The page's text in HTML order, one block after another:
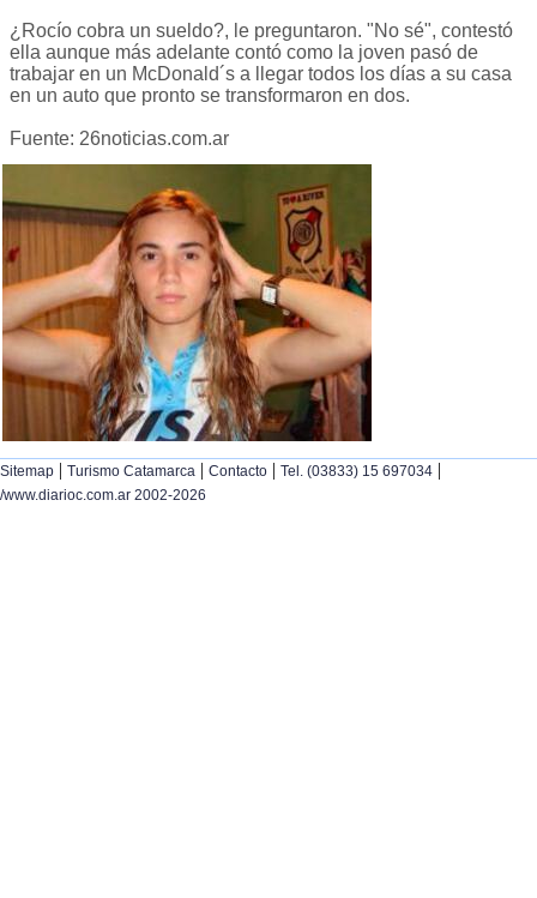
¿Rocío cobra un sueldo?, le preguntaron. "No sé", contestó
ella aunque más adelante contó como la joven pasó de
trabajar en un McDonald´s a llegar todos los días a su casa
en un auto que pronto se transformaron en dos.
Fuente: 26noticias.com.ar
Sitemap | Turismo Catamarca | Contacto | Tel. (03833) 15 697034 |
/www.diarioc.com.ar 2002-2026